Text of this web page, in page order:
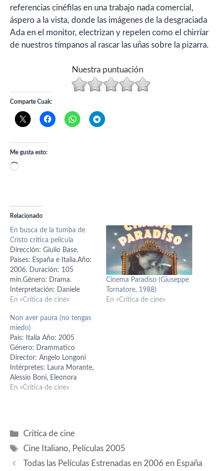
referencias cinéfilas en una trabajo nada comercial,
áspero a la vista, donde las imágenes de la desgraciada
Ada en el monitor, electrizan y repelen como el chirríar
de nuestros tímpanos al rascar las uñas sobre la pizarra.
Nuestra puntuación
Comparte Cuak:
Me gusta esto:
Cargando...
Relacionado
En busca de la tumba de
Cristo crítica película
Dirección: Giulio Base.
Países: España e Italia.Año:
2006. Duración: 105
min.Género: Drama.
Interpretación: Daniele
Liotti (Tito Valerio Tauro),
Dolph Lundgren (Brixos),
Hristo Shopov (Poncio
Pilato), Max von Sydow
(Tiberio), Fernando Guillén
Cuervo (Saúl de Tarso), F.
Murray Abraham (Nathan),
Anna Kanakis (Claudia
Procula), Ornella Muti
En «Crítica de cine»
Cinema Paradiso (Giuseppe
Tornatore, 1988)
En «Crítica de cine»
Non aver paura (no tengas
miedo)
País: Italia Año: 2005
Género: Drammatico
Director: Angelo Longoni
Intérpretes: Laura Morante,
Alessio Boni, Eleonora
Ivone, Valeria Milillo Marco
Zapponi, Alberto Tordi,
Margherita Longoni
Ninguna relación guarda el
En «Crítica de cine»
Categorías
Crítica de cine
Etiquetas
Cine Italiano, Películas 2005
Todas las Películas Estrenadas en 2006 en España